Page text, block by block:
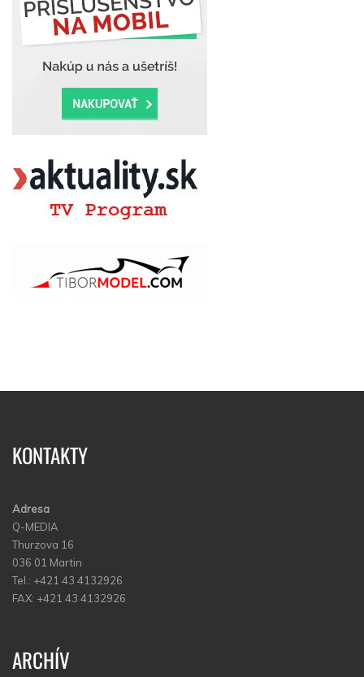
KONTAKTY
Adresa
Q-MEDIA
Thurzova 16
036 01 Martin
Tel.: +421 43 4132926
FAX: +421 43 4132926
ARCHÍV